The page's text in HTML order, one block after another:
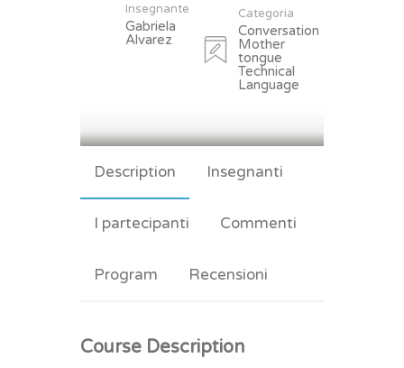
Insegnante
Gabriela
Alvarez
Categoria
Conversation
Mother
tongue
Technical
Language
Description Insegnanti
I partecipanti Commenti
Program Recensioni
Course Description